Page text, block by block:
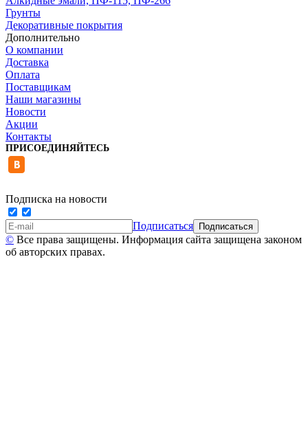
Грунты
Декоративные покрытия
Дополнительно
О компании
Доставка
Оплата
Поставщикам
Наши магазины
Новости
Акции
Контакты
ПРИСОЕДИНЯЙТЕСЬ
Подписка на новости
Подписаться
© Все права защищены. Информация сайта защищена законом
об авторских правах.